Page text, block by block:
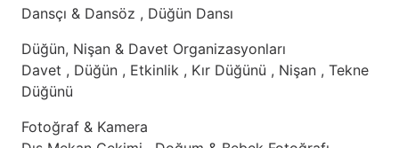
Dansçı & Dansöz , Düğün Dansı
Düğün, Nişan & Davet Organizasyonları
Davet , Düğün , Etkinlik , Kır Düğünü , Nişan , Tekne
Düğünü
Fotoğraf & Kamera